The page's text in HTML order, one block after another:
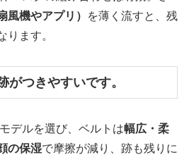
風機やアプリ）
を薄く流すと、残
ります。
がつきやすいです。
デルを選び、ベルトは幅広・柔
の保湿で摩擦が減り、跡も残りに